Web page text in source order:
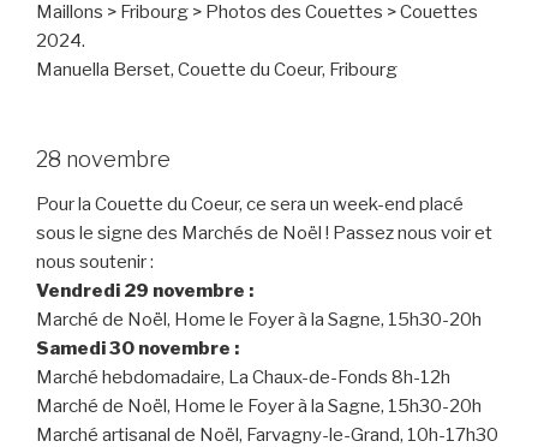
Maillons > Fribourg > Photos des Couettes > Couettes
2024.
Manuella Berset, Couette du Coeur, Fribourg
28 novembre
Pour la Couette du Coeur, ce sera un week-end placé
sous le signe des Marchés de Noël ! Passez nous voir et
nous soutenir :
Vendredi 29 novembre :
Marché de Noël, Home le Foyer à la Sagne, 15h30-20h
Samedi 30 novembre :
Marché hebdomadaire, La Chaux-de-Fonds 8h-12h
Marché de Noël, Home le Foyer à la Sagne, 15h30-20h
Marché artisanal de Noël, Farvagny-le-Grand, 10h-17h30